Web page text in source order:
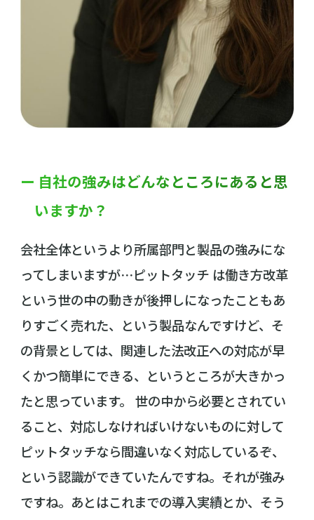
ー 自社の強みはどんなところにあると思
いますか？
会社全体というより所属部門と製品の強みにな
ってしまいますが⋯ピットタッチ は働き方改革
という世の中の動きが後押しになったこともあ
りすごく売れた、という製品なんですけど、そ
の背景としては、関連した法改正への対応が早
くかつ簡単にできる、というところが大きかっ
たと思っています。 世の中から必要とされてい
ること、対応しなければいけないものに対して
ピットタッチなら間違いなく対応しているぞ、
という認識ができていたんですね。それが強み
ですね。あとはこれまでの導入実績とか、そう